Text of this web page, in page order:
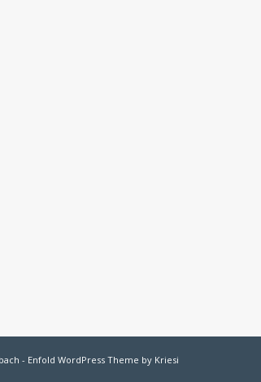
- Enfold WordPress Theme by Kriesi